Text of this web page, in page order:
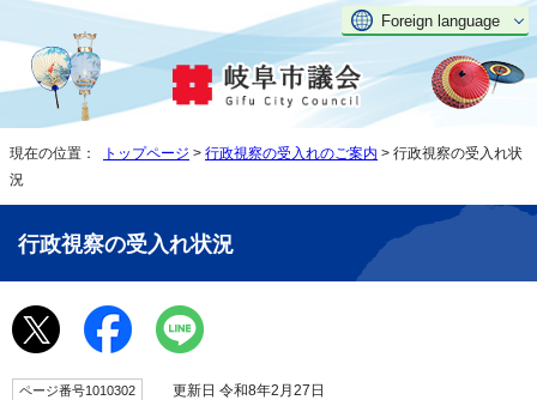
Foreign language
現在の位置： トップページ > 行政視察の受入れのご案内 > 行政視察の受入れ状
況
行政視察の受入れ状況
ページ番号1010302 更新日 令和8年2月27日